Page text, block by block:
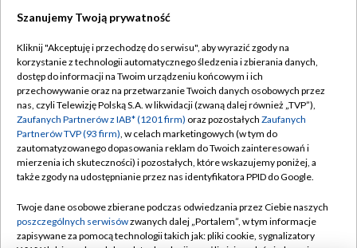
TVP
Abonament TVP
Emisja w TVP
Centrum informacji TVP
Naziemna Telewizja Cyfrowa
Rada Programowa
System NOS
Regulamin TVP
Polityka prywatności
Moje zgody
Pomoc
Kontakt
Szanujemy Twoją prywatność
Kliknij "Akceptuję i przechodzę do serwisu", aby wyrazić zgody na
korzystanie z technologii automatycznego śledzenia i zbierania danych,
dostęp do informacji na Twoim urządzeniu końcowym i ich
przechowywanie oraz na przetwarzanie Twoich danych osobowych przez
nas, czyli Telewizję Polską S.A. w likwidacji (zwaną dalej również „TVP”),
Zaufanych Partnerów z IAB* (1201 firm) oraz pozostałych Zaufanych
Partnerów TVP (93 firm), w celach marketingowych (w tym do
zautomatyzowanego dopasowania reklam do Twoich zainteresowań i
mierzenia ich skuteczności) i pozostałych, które wskazujemy poniżej, a
także zgody na udostępnianie przez nas identyfikatora PPID do Google.
Twoje dane osobowe zbierane podczas odwiedzania przez Ciebie naszych
poszczególnych serwisówzwanych dalej „Portalem”, w tym informacje
zapisywane za pomocą technologii takich jak: pliki cookie, sygnalizatory